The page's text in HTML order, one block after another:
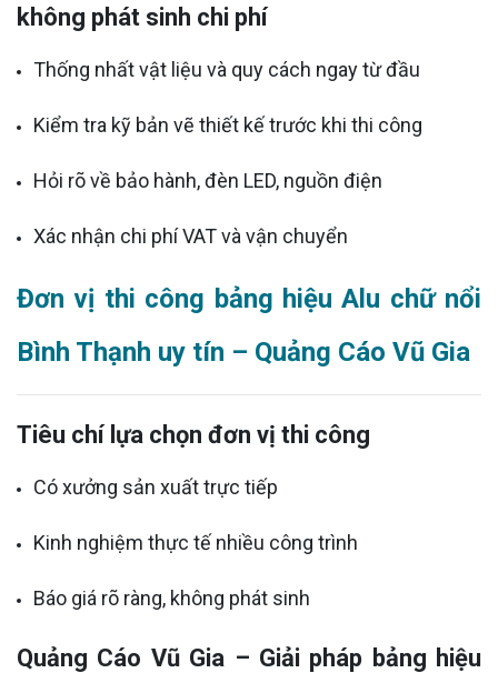
không phát sinh chi phí
Thống nhất vật liệu và quy cách ngay từ đầu
Kiểm tra kỹ bản vẽ thiết kế trước khi thi công
Hỏi rõ về bảo hành, đèn LED, nguồn điện
Xác nhận chi phí VAT và vận chuyển
Đơn vị thi công bảng hiệu Alu chữ nổi
Bình Thạnh uy tín – Quảng Cáo Vũ Gia
Tiêu chí lựa chọn đơn vị thi công
Có xưởng sản xuất trực tiếp
Kinh nghiệm thực tế nhiều công trình
Báo giá rõ ràng, không phát sinh
Quảng Cáo Vũ Gia – Giải pháp bảng hiệu